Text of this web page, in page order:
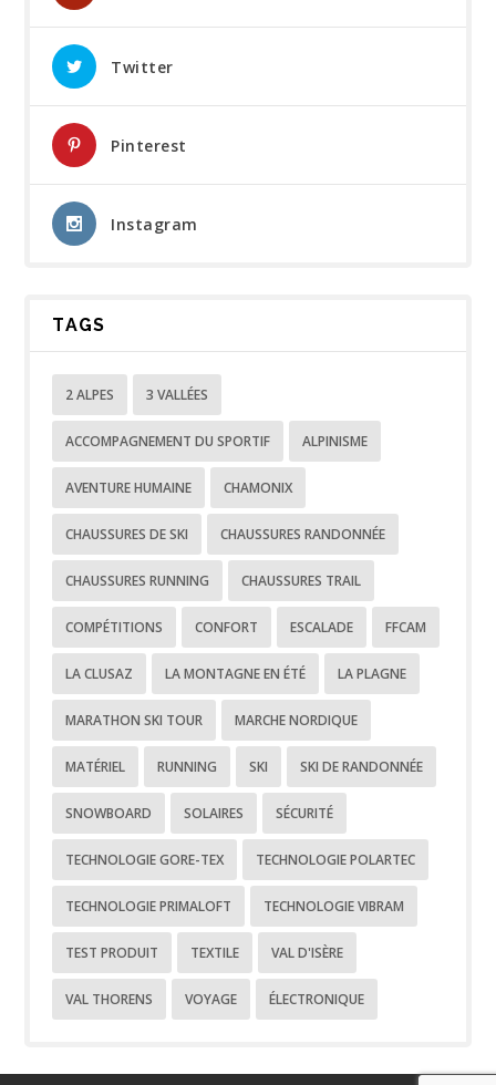
Twitter
Pinterest
Instagram
TAGS
2 ALPES 3 VALLÉES
ACCOMPAGNEMENT DU SPORTIF ALPINISME
AVENTURE HUMAINE CHAMONIX
CHAUSSURES DE SKI CHAUSSURES RANDONNÉE
CHAUSSURES RUNNING CHAUSSURES TRAIL
COMPÉTITIONS CONFORT ESCALADE FFCAM
LA CLUSAZ LA MONTAGNE EN ÉTÉ LA PLAGNE
MARATHON SKI TOUR MARCHE NORDIQUE
MATÉRIEL RUNNING SKI SKI DE RANDONNÉE
SNOWBOARD SOLAIRES SÉCURITÉ
TECHNOLOGIE GORE-TEX TECHNOLOGIE POLARTEC
TECHNOLOGIE PRIMALOFT TECHNOLOGIE VIBRAM
TEST PRODUIT TEXTILE VAL D'ISÈRE
VAL THORENS VOYAGE ÉLECTRONIQUE